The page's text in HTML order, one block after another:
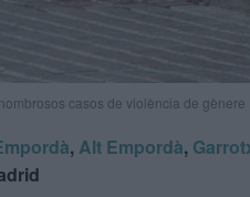
casos de violència de gènere
, Alt Empordà,